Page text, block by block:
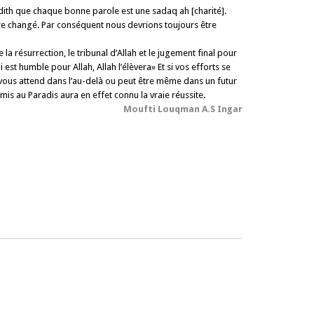
que chaque bonne parole est une sadaq ah [charité].
changé. Par conséquent nous devrions toujours être
la résurrection, le tribunal d’Allah et le jugement final pour
est humble pour Allah, Allah l’élèvera» Et si vos efforts se
attend dans l’au-delà ou peut être même dans un futur
au Paradis aura en effet connu la vraie réussite.
Moufti Louqman A.S Ingar